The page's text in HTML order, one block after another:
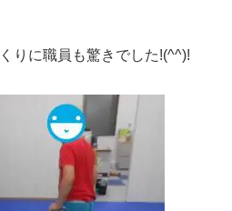
りに職員も驚きでした!(^^)!